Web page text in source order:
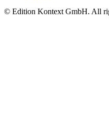
© Edition Kontext GmbH. All